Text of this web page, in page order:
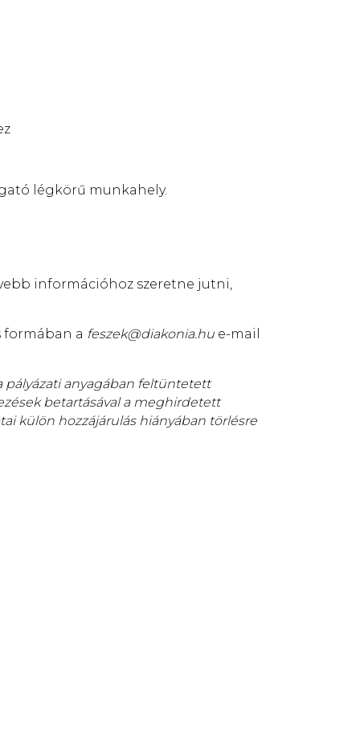
légkörű munkahely.
információhoz szeretne jutni,
a feszek@diakonia.hu e-mail
pályázati anyagában feltüntetett
betartásával a meghirdetett
külön hozzájárulás hiányában törlésre